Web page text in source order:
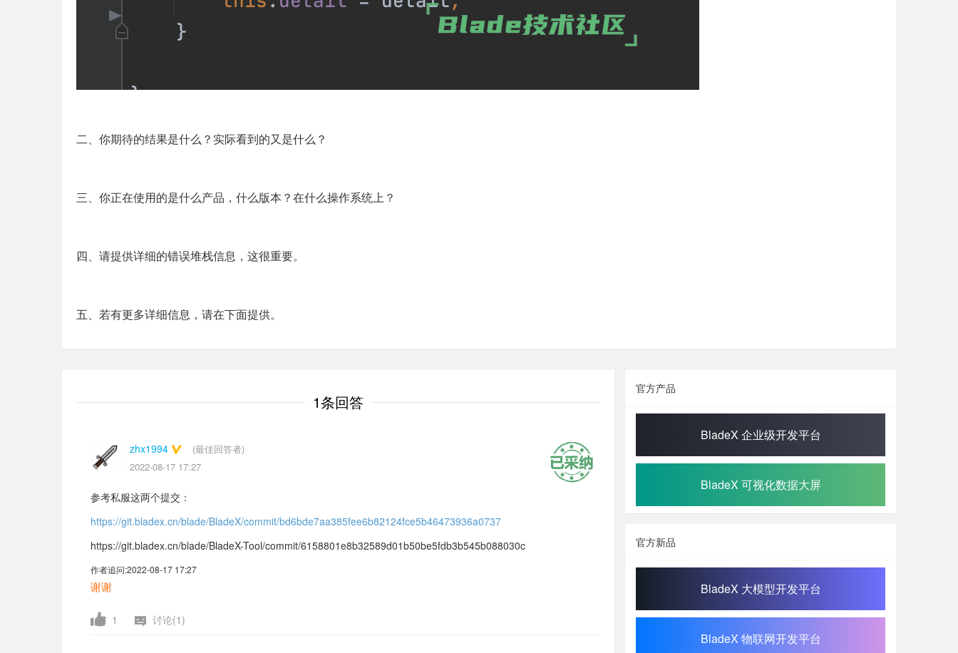
二、你期待的结果是什么？实际看到的又是什么？
三、你正在使用的是什么产品，什么版本？在什么操作系统上？
四、请提供详细的错误堆栈信息，这很重要。
五、若有更多详细信息，请在下面提供。
1条回答
zhx1994
(最佳回答者)
2022-08-17 17:27
参考私服这两个提交：
https://git.bladex.cn/blade/BladeX/commit/bd6bde7aa385fee6b82124fce5b46473936a0737
https://git.bladex.cn/blade/BladeX-Tool/commit/6158801e8b32589d01b50be5fdb3b545b088030c
作者追问:2022-08-17 17:27
谢谢
1 讨论(1)
官方产品
BladeX 企业级开发平台
BladeX 可视化数据大屏
官方新品
BladeX 大模型开发平台
BladeX 物联网开发平台